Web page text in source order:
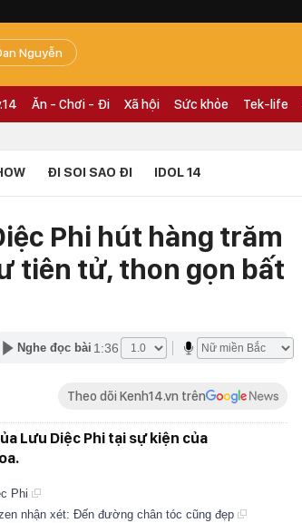
Nguyễn
Ăn - Chơi - Đi Xã hội Sức khỏe Tek-life
ĐI SOI SAO ĐI IDOL 14
Phi hút hàng trăm
tiên tử, thon gọn bất
Nghe đọc bài 1:36
Theo dõi Kenh14.vn trên
Lưu Diệc Phi tại sự kiện của
Phi
nhận xét: Đến đường chân tóc cũng đẹp